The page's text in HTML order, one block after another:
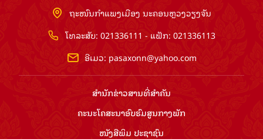
ຖະໜົນກຳແພງເມືອງ ນະຄອນຫຼວງວຽງຈັນ
ໂທລະສັບ: 021336111 - ແຟັກ: 021336113
ອີເມວ: pasaxonn@yahoo.com
ສຳ​ນັກ​ຂ່າວ​ສານ​ທີ່​ສຳ​ຄັນ​
ຄະນະໂຄສະນາອົບຮົມ​ສູນ​ກາງ​ພັກ
ໜັງສືພິມ ປະ​ຊາ​ຊົນ